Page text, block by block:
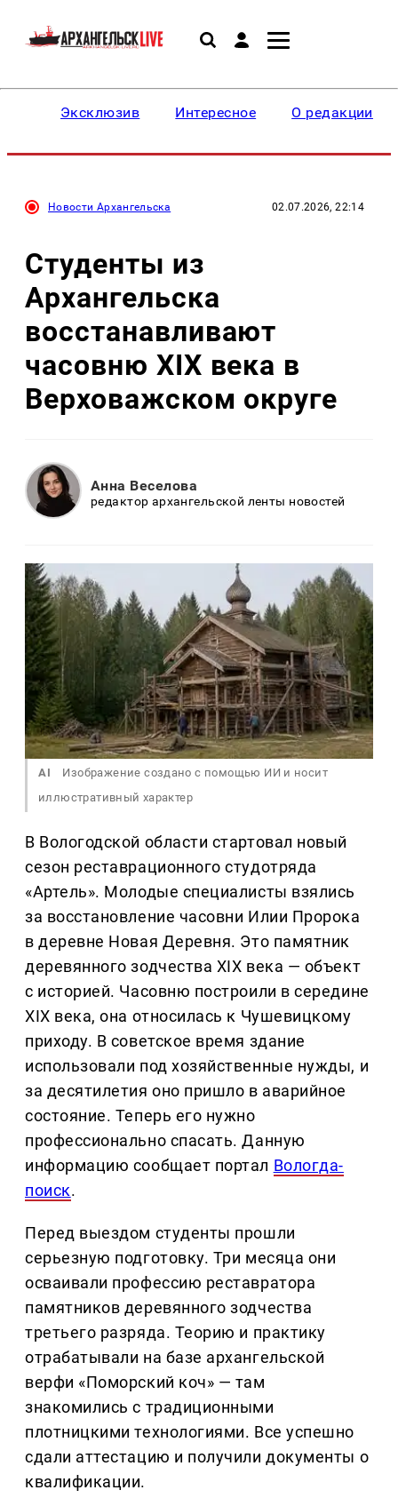
Эксклюзив Интересное О редакции
Новости Архангельска 02.07.2026, 22:14
Студенты из
Архангельска
восстанавливают
часовню XIX века в
Верховажском округе
Анна Веселова
редактор архангельской ленты новостей
AI
Изображение создано с помощью ИИ и носит
иллюстративный характер
В Вологодской области стартовал новый
сезон реставрационного студотряда
«Артель». Молодые специалисты взялись
за восстановление часовни Илии Пророка
в деревне Новая Деревня. Это памятник
деревянного зодчества XIX века — объект
с историей. Часовню построили в середине
XIX века, она относилась к Чушевицкому
приходу. В советское время здание
использовали под хозяйственные нужды, и
за десятилетия оно пришло в аварийное
состояние. Теперь его нужно
профессионально спасать. Данную
информацию сообщает портал Вологда-
поиск.
Перед выездом студенты прошли
серьезную подготовку. Три месяца они
осваивали профессию реставратора
памятников деревянного зодчества
третьего разряда. Теорию и практику
отрабатывали на базе архангельской
верфи «Поморский коч» — там
знакомились с традиционными
плотницкими технологиями. Все успешно
сдали аттестацию и получили документы о
квалификации.